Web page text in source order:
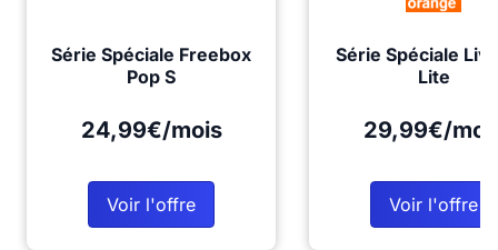
Série Spéciale Freebox
Pop S
24,99€/mois
Voir l'offre
Série Spéciale
Lite
29,99€/
Voir l'offre